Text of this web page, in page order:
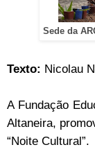
Sede da
Texto: Nicolau
A Fundação
Altaneira,
“Noite Cultural”.